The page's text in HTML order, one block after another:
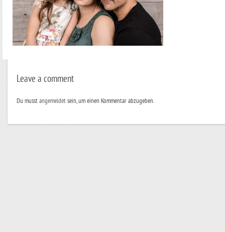
Leave a comment
Du musstangemeldetsein, um einen Kommentar abzugeben.